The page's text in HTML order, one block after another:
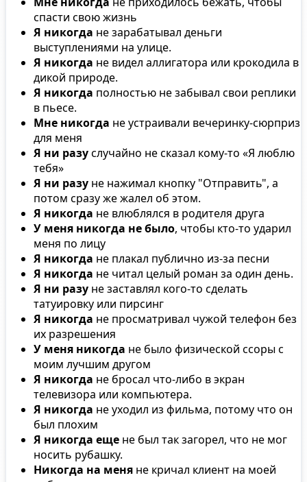
спасти свою жизнь
Я никогда не зарабатывал деньги
выступлениями на улице.
Я никогда не видел аллигатора или крокодила в
дикой природе.
Я никогда полностью не забывал свои реплики
в пьесе.
Мне никогда не устраивали вечеринку-сюрприз
для меня
Я ни разуслучайно не сказал кому-то «Я люблю
тебя»
Я ни разу не нажимал кнопку "Отправить", а
потом сразу же жалел об этом.
Я никогда не влюблялся в родителя друга
У меня никогда не было, чтобы кто-то ударил
меня по лицу
Я никогда не плакал публично из-за песни
Я никогда не читал целый роман за один день.
Я ни разу не заставлял кого-то сделать
татуировку или пирсинг
Я никогда не просматривал чужой телефон без
их разрешения
У меня никогда не было физической ссоры с
моим лучшим другом
Я никогда не бросал что-либо в экран
телевизора или компьютера.
Я никогда не уходил из фильма, потому что он
был плохим
Я никогда еще не был так загорел, что не мог
носить рубашку.
Никогда на меня не кричал клиент на моей